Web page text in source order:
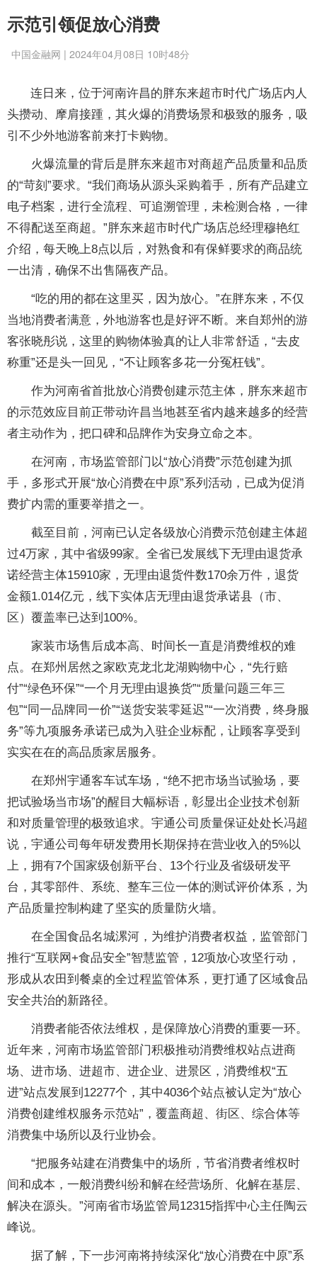
示范引领促放心消费
中国金融网 | 2024年04月08日 10时48分
连日来，位于河南许昌的胖东来超市时代广场店内人
头攒动、摩肩接踵，其火爆的消费场景和极致的服务，吸
引不少外地游客前来打卡购物。
火爆流量的背后是胖东来超市对商超产品质量和品质
的“苛刻”要求。“我们商场从源头采购着手，所有产品建立
电子档案，进行全流程、可追溯管理，未检测合格，一律
不得配送至商超。”胖东来超市时代广场店总经理穆艳红
介绍，每天晚上8点以后，对熟食和有保鲜要求的商品统
一出清，确保不出售隔夜产品。
“吃的用的都在这里买，因为放心。”在胖东来，不仅
当地消费者满意，外地游客也是好评不断。来自郑州的游
客张晓彤说，这里的购物体验真的让人非常舒适，“去皮
称重”还是头一回见，“不让顾客多花一分冤枉钱”。
作为河南省首批放心消费创建示范主体，胖东来超市
的示范效应目前正带动许昌当地甚至省内越来越多的经营
者主动作为，把口碑和品牌作为安身立命之本。
在河南，市场监管部门以“放心消费”示范创建为抓
手，多形式开展“放心消费在中原”系列活动，已成为促消
费扩内需的重要举措之一。
截至目前，河南已认定各级放心消费示范创建主体超
过4万家，其中省级99家。全省已发展线下无理由退货承
诺经营主体15910家，无理由退货件数170余万件，退货
金额1.014亿元，线下实体店无理由退货承诺县（市、
区）覆盖率已达到100%。
家装市场售后成本高、时间长一直是消费维权的难
点。在郑州居然之家欧克龙北龙湖购物中心，“先行赔
付”“绿色环保”“一个月无理由退换货”“质量问题三年三
包”“同一品牌同一价”“送货安装零延迟”“一次消费，终身服
务”等九项服务承诺已成为入驻企业标配，让顾客享受到
实实在在的高品质家居服务。
在郑州宇通客车试车场，“绝不把市场当试验场，要
把试验场当市场”的醒目大幅标语，彰显出企业技术创新
和对质量管理的极致追求。宇通公司质量保证处处长冯超
说，宇通公司每年研发费用长期保持在营业收入的5%以
上，拥有7个国家级创新平台、13个行业及省级研发平
台，其零部件、系统、整车三位一体的测试评价体系，为
产品质量控制构建了坚实的质量防火墙。
在全国食品名城漯河，为维护消费者权益，监管部门
推行“互联网+食品安全”智慧监管，12项放心攻坚行动，
形成从农田到餐桌的全过程监管体系，更打通了区域食品
安全共治的新路径。
消费者能否依法维权，是保障放心消费的重要一环。
近年来，河南市场监管部门积极推动消费维权站点进商
场、进市场、进超市、进企业、进景区，消费维权“五
进”站点发展到12277个，其中4036个站点被认定为“放心
消费创建维权服务示范站”，覆盖商超、街区、综合体等
消费集中场所以及行业协会。
“把服务站建在消费集中的场所，节省消费者维权时
间和成本，一般消费纠纷和解在经营场所、化解在基层、
解决在源头。”河南省市场监管局12315指挥中心主任陶云
峰说。
据了解，下一步河南将持续深化“放心消费在中原”系